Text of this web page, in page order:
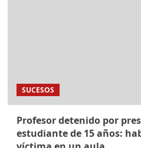
SUCESOS
Profesor detenido por
estudiante de 15 años: